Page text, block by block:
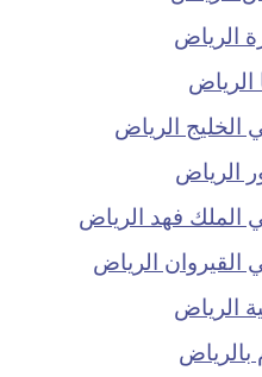
الرياض
الرياض
الرياض
فهد الرياض
الرياض
الرياض